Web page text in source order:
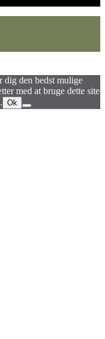
dig den bedst mulige
med at bruge dette site
Ok